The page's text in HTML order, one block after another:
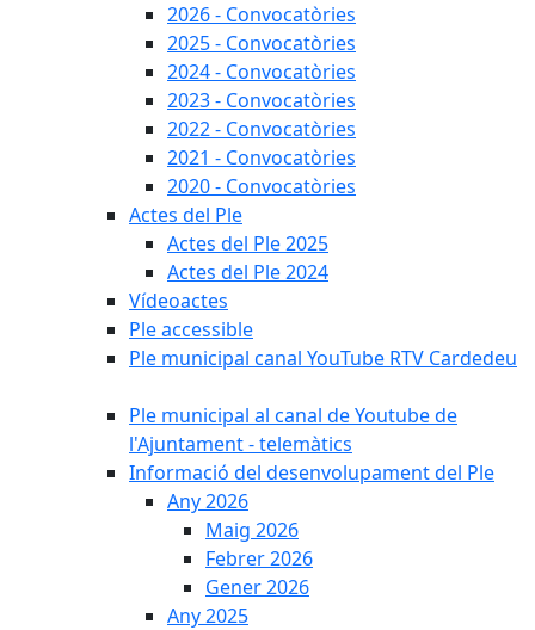
2026 - Convocatòries
2025 - Convocatòries
2024 - Convocatòries
2023 - Convocatòries
2022 - Convocatòries
2021 - Convocatòries
2020 - Convocatòries
Actes del Ple
Actes del Ple 2025
Actes del Ple 2024
Vídeoactes
Ple accessible
Ple municipal canal YouTube RTV Cardedeu
Ple municipal al canal de Youtube de
l'Ajuntament - telemàtics
Informació del desenvolupament del Ple
Any 2026
Maig 2026
Febrer 2026
Gener 2026
Any 2025